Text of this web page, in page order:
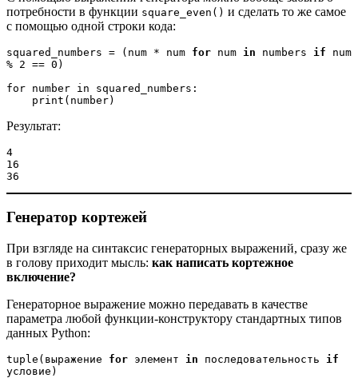
потребности в функции square_even() и сделать то же самое
с помощью одной строки кода:
squared_numbers = (num * num for num in numbers if num
% 2 == 0)
for number in squared_numbers:
    print(number)
Результат:
4
16
36
Генератор кортежей
При взгляде на синтаксис генераторных выражений, сразу же
в голову приходит мысль: как написать кортежное
включение?
Генераторное выражение можно передавать в качестве
параметра любой функции-конструктору стандартных типов
данных Python:
tuple(выражение for элемент in последовательность if
условие)